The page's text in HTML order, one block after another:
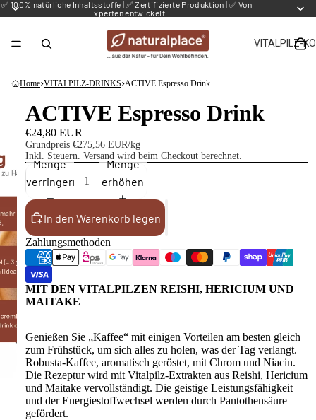
✅ 100% natürliche Inhaltsstoffe | ✅ Zertifizierte Produktion | ✅ Von
Experten entwickelt
VITALPILZ-
Home›VITALPILZ-DRINKS›ACTIVE Espresso Drink
ACTIVE Espresso Drink
€24,80 EUR
Grundpreis €275,56 EUR/kg
Inkl. Steuern. Versand wird beim Checkout berechnet.
Menge
verringern
Menge
erhöhen
In den Warenkorb legen
Zahlungsmethoden
MIT DEN VITALPILZEN REISHI, HERICIUM UND
MAITAKE
Genießen Sie „Kaffee“ mit einigen Vorteilen am besten gleich
zum Frühstück, um sich alles zu holen, was der Tag verlangt.
Robusta-Kaffee, aromatisch geröstet, mit Chrom und Niacin.
Die Rezeptur wird mit Vitalpilz-Extrakten aus Reishi, Hericium
und Maitake vervollständigt. Die geistige Leistungsfähigkeit
und der Energiestoffwechsel werden durch Pantothensäure
gefördert.